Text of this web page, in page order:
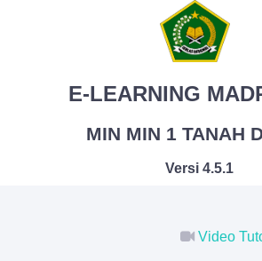
E-LEARNING
MIN MIN 1 TANAH
Versi 4.5.1
Video